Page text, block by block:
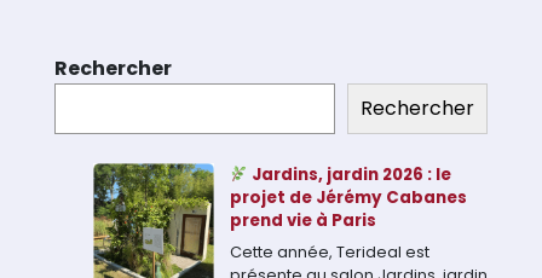
Rechercher
Rechercher
Jardins, jardin 2026 : le
projet de Jérémy Cabanes
prend vie à Paris
Cette année, Terideal est